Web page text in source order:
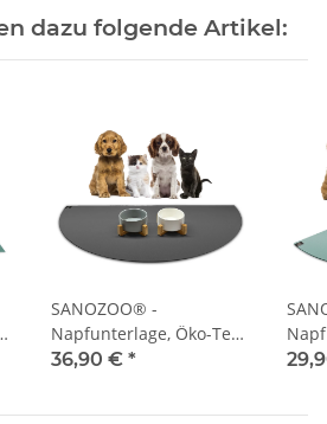
dazu folgende Artikel:
SANOZOO® -
Napfunterlage, Öko-Tex,
Halbrund 40 x 80 cm
36,90 € *